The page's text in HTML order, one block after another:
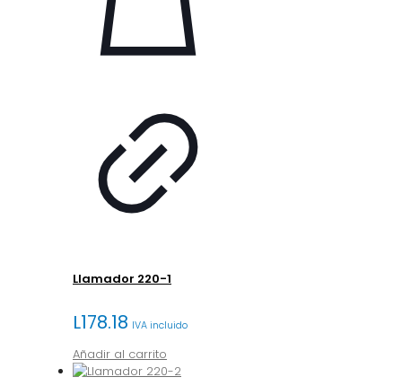
Llamador 220-1
L178.18 IVA incluido
Añadir al carrito